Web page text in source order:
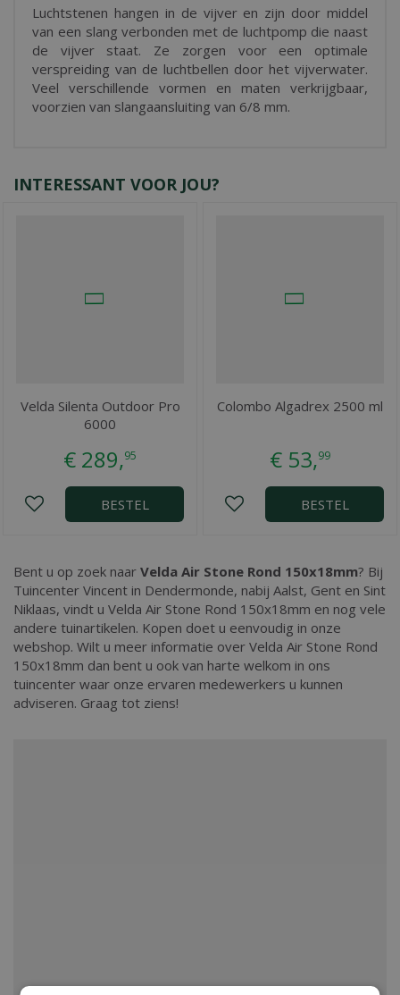
Luchtstenen hangen in de vijver en zijn door middel
van een slang verbonden met de luchtpomp die naast
de vijver staat. Ze zorgen voor een optimale
verspreiding van de luchtbellen door het vijverwater.
Veel verschillende vormen en maten verkrijgbaar,
voorzien van slangaansluiting van 6/8 mm.
INTERESSANT VOOR JOU?
Velda Silenta Outdoor Pro
6000
€ 289,95
BESTEL
Colombo Algadrex 2500 ml
€ 53,99
BESTEL
Bent u op zoek naar Velda Air Stone Rond 150x18mm? Bij
Tuincenter Vincent in Dendermonde, nabij Aalst, Gent en Sint
Niklaas, vindt u Velda Air Stone Rond 150x18mm en nog vele
andere tuinartikelen. Kopen doet u eenvoudig in onze
webshop. Wilt u meer informatie over Velda Air Stone Rond
150x18mm dan bent u ook van harte welkom in ons
tuincenter waar onze ervaren medewerkers u kunnen
adviseren. Graag tot ziens!